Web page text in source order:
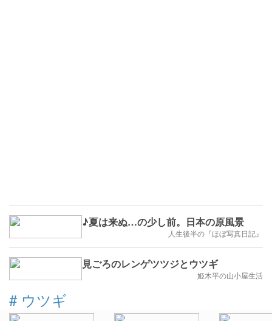
♪夏は来ぬ…の少し前。日本の原風景
人生後半の『ほぼ写真日記』
見ごろのレンゲツツジとウツギ
姫木平の山小屋生活
# ウツギ